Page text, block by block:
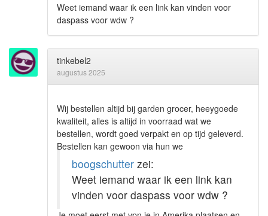
Weet iemand waar ik een link kan vinden voor
daspass voor wdw ?
tinkebel2
augustus 2025
Wij bestellen altijd bij garden grocer, heeygoede
kwaliteit, alles is altijd in voorraad wat we
bestellen, wordt goed verpakt en op tijd geleverd.
Bestellen kan gewoon via hun we
boogschutter zei:
Weet iemand waar ik een link kan
vinden voor daspass voor wdw ?